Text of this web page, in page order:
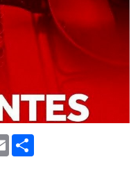
Email